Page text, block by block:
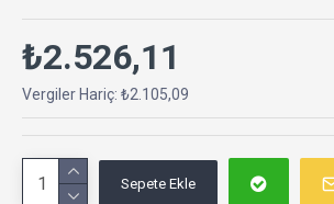
₺2.526,11
Vergiler Hariç: ₺2.105,09
Sepete Ekle